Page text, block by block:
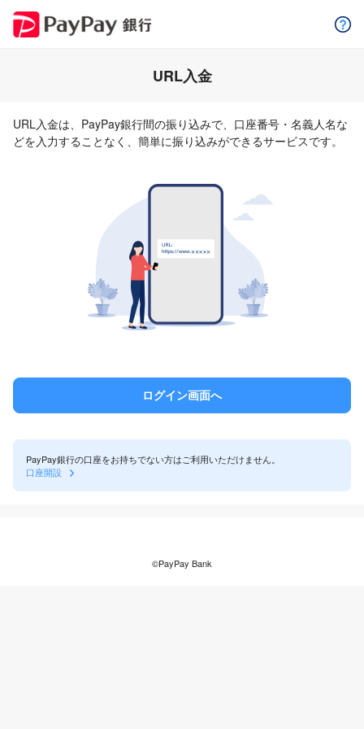
URL入金
URL入金は、PayPay銀行間の振り込みで、口座番号・名義人名な
どを入力することなく、簡単に振り込みができるサービスです。
PayPay銀行の口座をお持ちでない方はご利用いただけません。
口座開設
©PayPay Bank